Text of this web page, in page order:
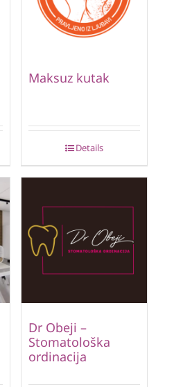
Maksuz kutak
Details
Dr Obeji –
Stomatološka
ordinacija